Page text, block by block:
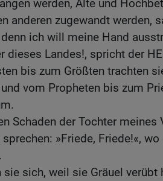
werden, Alte und
anderen zugewandt werden,
ich will meine Hand
dieses Landes!, spricht der
bis zum Größten trachten
vom Propheten bis zum
Schaden der Tochter meines
»Friede, Friede!«, wo
sich, weil sie Gräuel verübt